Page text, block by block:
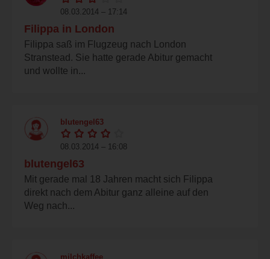
08.03.2014 – 17:14
Filippa in London
Filippa saß im Flugzeug nach London
Stranstead. Sie hatte gerade Abitur gemacht
und wollte in...
blutengel63
08.03.2014 – 16:08
blutengel63
Mit gerade mal 18 Jahren macht sich Filippa
direkt nach dem Abitur ganz alleine auf den
Weg nach...
milchkaffee